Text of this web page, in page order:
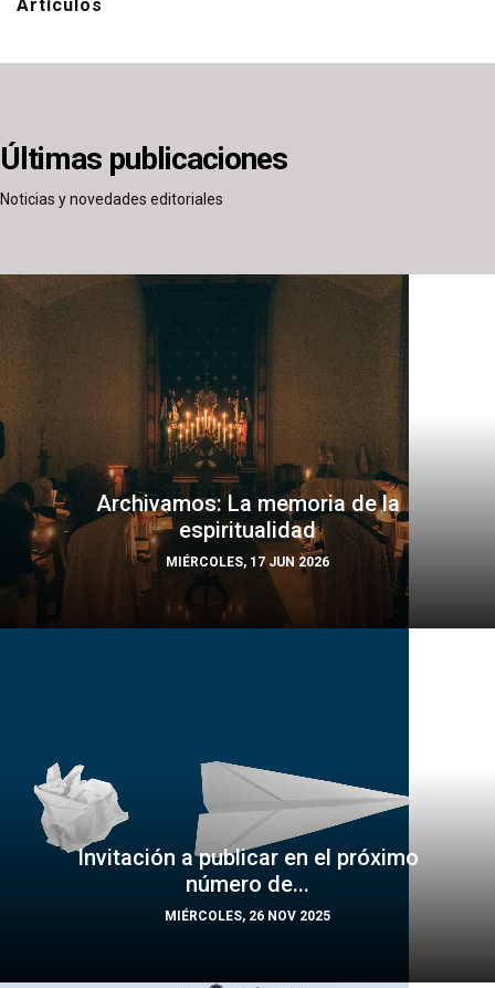
Artículos
Últimas publicaciones
Noticias y novedades editoriales
Archivamos: La memoria de la
espiritualidad
MIÉRCOLES, 17 JUN 2026
Invitación a publicar en el próximo
número de...
MIÉRCOLES, 26 NOV 2025